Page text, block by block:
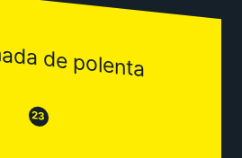
de polenta
😒 23 😂